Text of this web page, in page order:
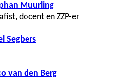
Muurling
docent en ZZP-er
Segbers
van den Berg